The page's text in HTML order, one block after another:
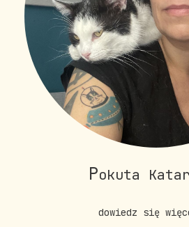
Pokuta
dowiedz się